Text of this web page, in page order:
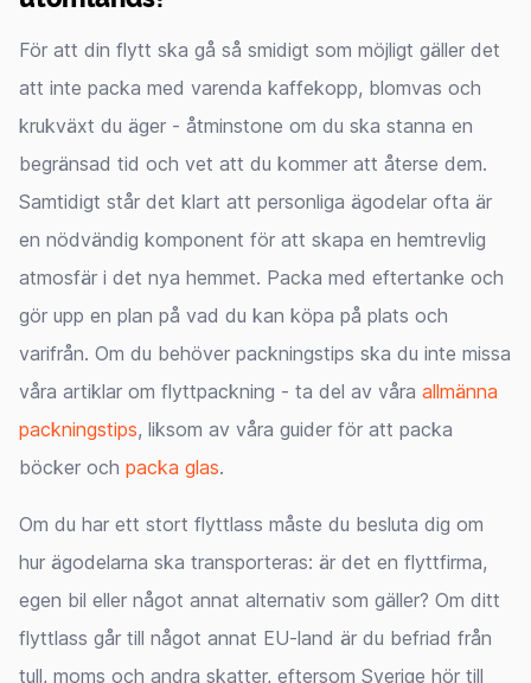
För att din flytt ska gå så smidigt som möjligt gäller det
att inte packa med varenda kaffekopp, blomvas och
krukväxt du äger - åtminstone om du ska stanna en
begränsad tid och vet att du kommer att återse dem.
Samtidigt står det klart att personliga ägodelar ofta är
en nödvändig komponent för att skapa en hemtrevlig
atmosfär i det nya hemmet. Packa med eftertanke och
gör upp en plan på vad du kan köpa på plats och
varifrån. Om du behöver packningstips ska du inte missa
våra artiklar om flyttpackning - ta del av våra allmänna
packningstips, liksom av våra guider för att packa
böcker och packa glas.
Om du har ett stort flyttlass måste du besluta dig om
hur ägodelarna ska transporteras: är det en flyttfirma,
egen bil eller något annat alternativ som gäller? Om ditt
flyttlass går till något annat EU-land är du befriad från
tull, moms och andra skatter, eftersom Sverige hör till